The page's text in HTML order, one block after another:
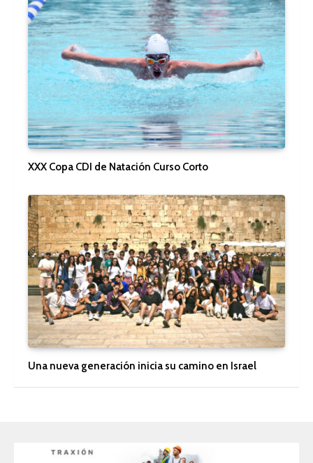
XXX Copa CDI de Natación Curso Corto
Una nueva generación inicia su camino en Israel